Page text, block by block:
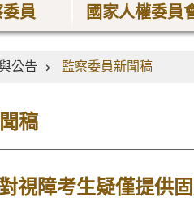
員 國家人權委員
公告 監察委員新聞稿
稿
視障考生疑僅提供